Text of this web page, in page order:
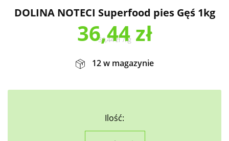
DOLINA NOTECI Superfood pies Gęś 1kg
36,44zł
36,44zł /kg
12 w magazynie
Ilość: